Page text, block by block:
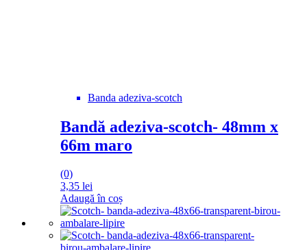
Banda adeziva-scotch
Bandă adeziva-scotch- 48mm x
66m maro
(0)
3,35 lei
Adaugă în coș